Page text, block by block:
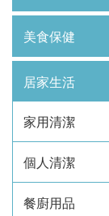
美食保健
居家生活
家用清潔
個人清潔
餐廚用品